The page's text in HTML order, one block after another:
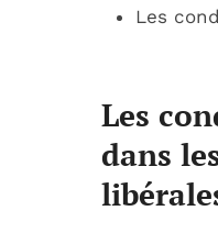
Les
Les
dans